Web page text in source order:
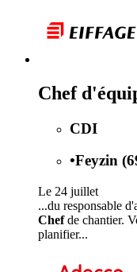
Chef
CDI
•Feyzin
Le 24 juillet
...du responsable
Chefde chantier.
planifier...